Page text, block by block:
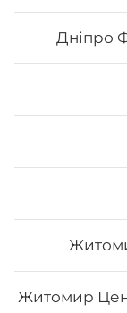
Дніпро
Житомир
Чікен чілі
Склад: рис,